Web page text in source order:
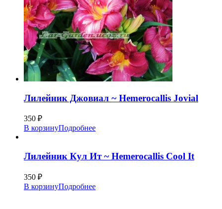
Лилейник Джовиал ~ Hemerocallis Jovial
350 ₽
В корзинуПодробнее
Лилейник Кул Ит ~ Hemerocallis Cool It
350 ₽
В корзинуПодробнее